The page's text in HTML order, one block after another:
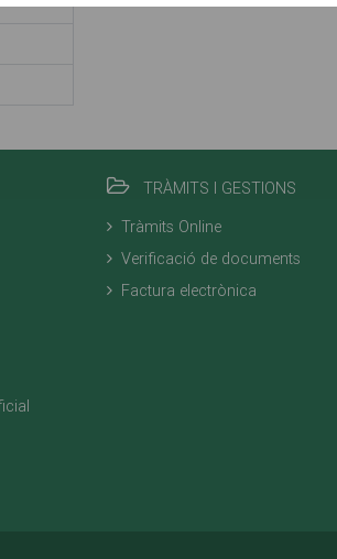
TRÀMITS I GESTIONS
Tràmits Online
Verificació de documents
Factura electrònica